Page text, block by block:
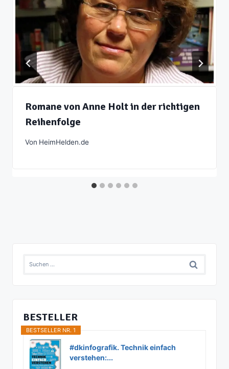
Romane von Anne Holt in der richtigen
Reihenfolge
Von HeimHelden.de
Suchen
BESTELLER
BESTSELLER NR. 1
#dkinfografik. Technik einfach
verstehen:...